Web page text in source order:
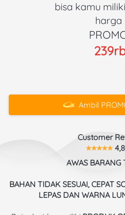
bisa kamu
harga
` Ambil
Customer
AWAS BARANG
BAHAN TIDAK SESUAI, CEPAT
LEPAS DAN WARNA